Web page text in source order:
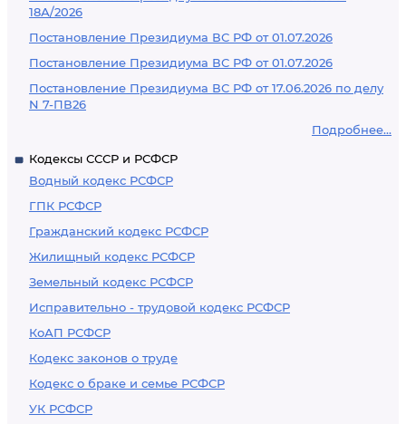
18А/2026
Постановление Президиума ВС РФ от 01.07.2026
Постановление Президиума ВС РФ от 01.07.2026
Постановление Президиума ВС РФ от 17.06.2026 по делу
N 7-ПВ26
Подробнее...
Кодексы СССР и РСФСР
Водный кодекс РСФСР
ГПК РСФСР
Гражданский кодекс РСФСР
Жилищный кодекс РСФСР
Земельный кодекс РСФСР
Исправительно - трудовой кодекс РСФСР
КоАП РСФСР
Кодекс законов о труде
Кодекс о браке и семье РСФСР
УК РСФСР